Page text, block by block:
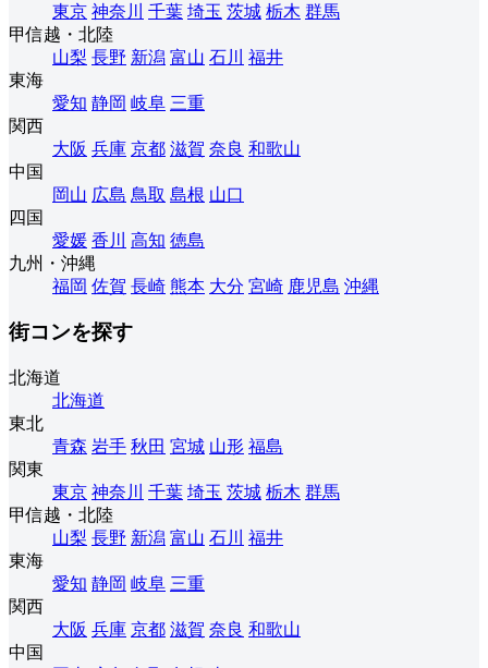
東京 神奈川 千葉 埼玉 茨城 栃木 群馬
甲信越・北陸
山梨 長野 新潟 富山 石川
福井
東海
愛知 静岡 岐阜 三重
関西
大阪 兵庫 京都 滋賀 奈良 和歌山
中国
岡山 広島 鳥取 島根 山口
四国
愛媛 香川 高知 徳島
九州・沖縄
福岡 佐賀 長崎 熊本 大分 宮崎 鹿児島 沖縄
街コンを探す
北海道
北海道
東北
青森 岩手 秋田 宮城 山形 福島
関東
東京 神奈川 千葉 埼玉 茨城 栃木 群馬
甲信越・北陸
山梨 長野 新潟 富山 石川
福井
東海
愛知 静岡 岐阜 三重
関西
大阪 兵庫 京都 滋賀 奈良 和歌山
中国